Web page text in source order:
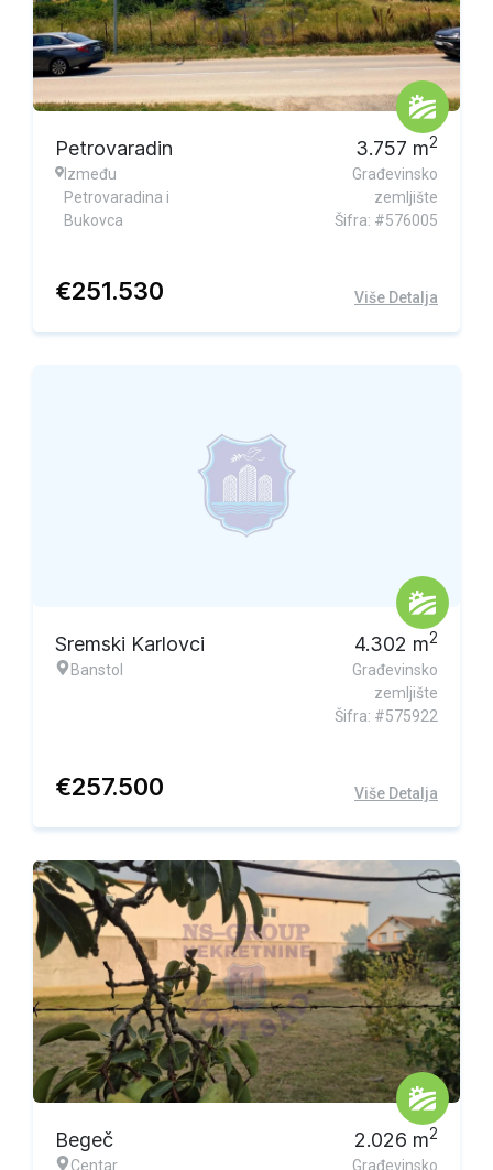
Petrovaradin
Između
Petrovaradina i
Bukovca
3.757 m2
Građevinsko
zemljište
Šifra: #576005
€251.530 Više Detalja
Sremski Karlovci
Banstol
4.302 m2
Građevinsko
zemljište
Šifra: #575922
€257.500 Više Detalja
Ekskluzivna ponuda
Begeč
Centar
2.026 m2
Građevinsko